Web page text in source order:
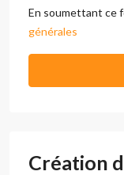
En soumettant ce
générales
Création